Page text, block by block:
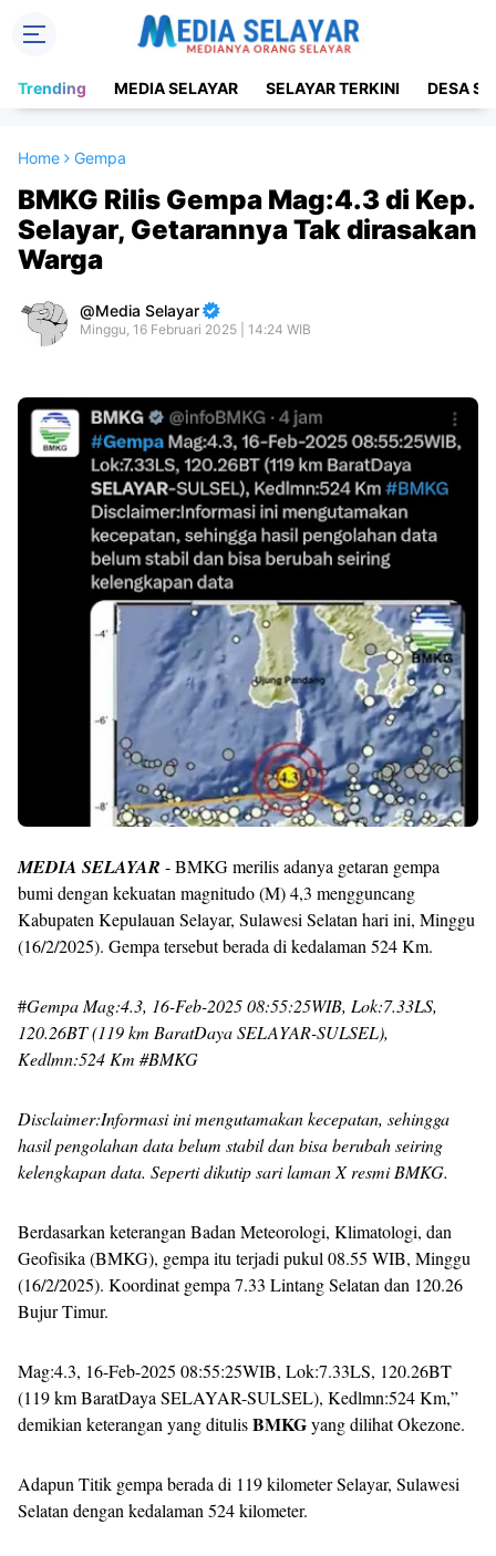
Trending MEDIA SELAYAR SELAYAR TERKINI DESA
Home Gempa
BMKG Rilis Gempa Mag:4.3 di Kep.
Selayar, Getarannya Tak dirasakan
Warga
Media Selayar
Minggu, 16 Februari 2025 | 14:24 WIB
MEDIA SELAYAR - BMKG merilis adanya getaran gempa
bumi dengan kekuatan magnitudo (M) 4,3 mengguncang
Kabupaten Kepulauan Selayar, Sulawesi Selatan hari ini, Minggu
(16/2/2025). Gempa tersebut berada di kedalaman 524 Km.
#Gempa Mag:4.3, 16-Feb-2025 08:55:25WIB, Lok:7.33LS,
120.26BT (119 km BaratDaya SELAYAR-SULSEL),
Kedlmn:524 Km #BMKG
Disclaimer:Informasi ini mengutamakan kecepatan, sehingga
hasil pengolahan data belum stabil dan bisa berubah seiring
kelengkapan data. Seperti dikutip sari laman X resmi BMKG.
Berdasarkan keterangan Badan Meteorologi, Klimatologi, dan
Geofisika (BMKG), gempa itu terjadi pukul 08.55 WIB, Minggu
(16/2/2025). Koordinat gempa 7.33 Lintang Selatan dan 120.26
Bujur Timur.
Mag:4.3, 16-Feb-2025 08:55:25WIB, Lok:7.33LS, 120.26BT
(119 km BaratDaya SELAYAR-SULSEL), Kedlmn:524 Km,”
demikian keterangan yang ditulisBMKGyang dilihat Okezone.
Adapun Titik gempa berada di 119 kilometer Selayar, Sulawesi
Selatan dengan kedalaman 524 kilometer.